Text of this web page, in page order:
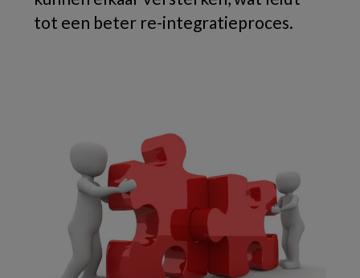
tot een beter re-integratieproces.